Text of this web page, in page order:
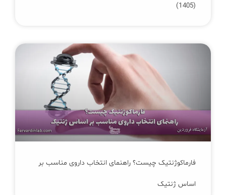
(1405)
فارماکوژنتیک چیست؟ راهنمای انتخاب داروی مناسب بر
اساس ژنتیک